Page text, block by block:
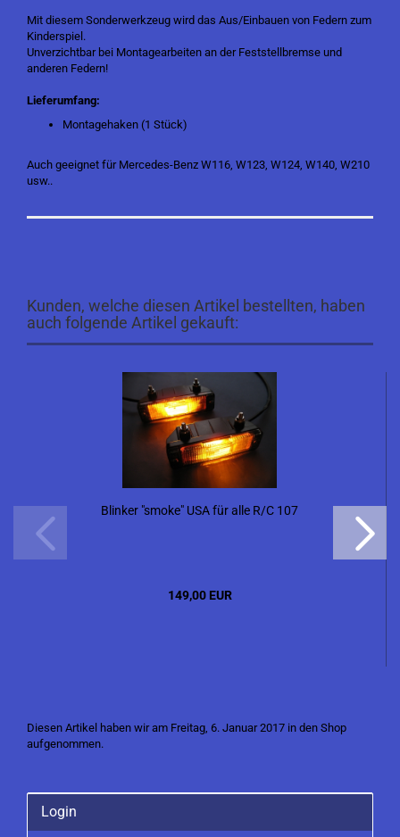
Mit diesem Sonderwerkzeug wird das Aus/Einbauen von Federn zum
Kinderspiel.
Unverzichtbar bei Montagearbeiten an der Feststellbremse und
anderen Federn!
Lieferumfang:
Montagehaken (1 Stück)
Auch geeignet für Mercedes-Benz W116, W123, W124, W140, W210
usw..
Kunden, welche diesen Artikel bestellten, haben
auch folgende Artikel gekauft:
Blinker "smoke" USA für alle R/C 107
149,00 EUR
Diesen Artikel haben wir am Freitag, 6. Januar 2017 in den Shop
aufgenommen.
Login